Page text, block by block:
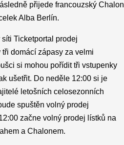
přijede francouzský Chalon
Alba Berlín.
Ticketportal prodej
domácí zápasy za velmi
si mohou pořídit tři vstupenky
ušetřit. Do neděle 12:00 si je
letošních celosezonních
spuštěn volný prodej
začne volný prodej lístků na
a Chalonem.